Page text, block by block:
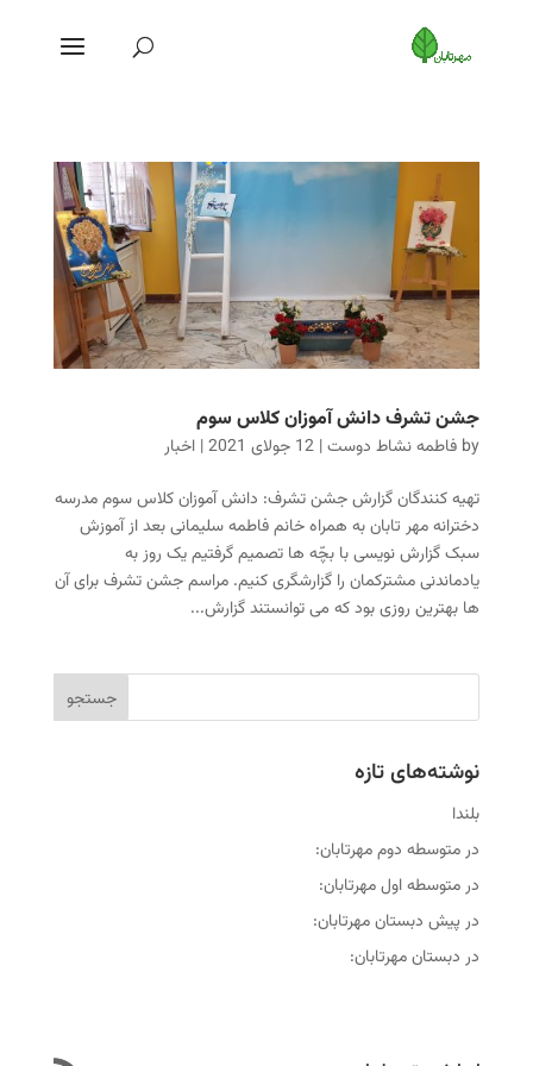
جشن تشرف دانش آموزان کلاس سوم
by فاطمه نشاط دوست| 12 جولای 2021 | اخبار
تهیه کنندگان گزارش جشن تشرف: دانش آموزان کلاس سوم مدرسه
دخترانه مهر تابان به همراه خانم فاطمه سلیمانی بعد از آموزش
سبک گزارش نویسی با بچّه ها تصمیم گرفتیم یک روز به
یادماندنی مشترکمان را گزارشگری کنیم. مراسم جشن تشرف برای آن
ها بهترین روزی بود که می توانستند گزارش...
نوشته‌های تازه
بلندا
در متوسطه دوم مهرتابان:
در متوسطه اول مهرتابان:
در پیش دبستان مهرتابان:
در دبستان مهرتابان: